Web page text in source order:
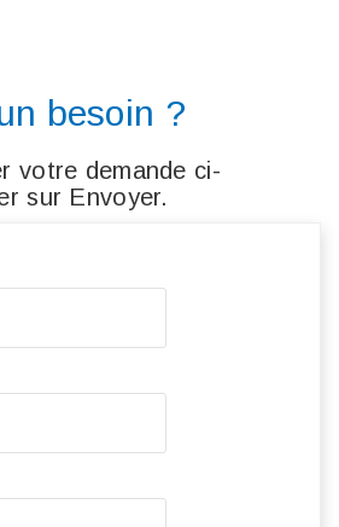
besoin ?
votre demande ci-
sur Envoyer.